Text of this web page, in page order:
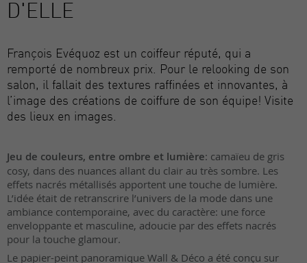
D'ELLE
François Evéquoz est un coiffeur réputé, qui a
remporté de nombreux prix. Pour le relooking de son
salon, il fallait des textures raffinées et innovantes, à
l’image des créations de coiffure de son équipe! Visite
des lieux en images.
Jeu de couleurs, entre ombre et lumière: camaïeu de gris
cosy, dans des nuances allant du clair au très sombre. Les
effets nacrés métallisés apportent une touche de lumière.
L’idée était de retranscrire l’univers de la mode dans une
ambiance contemporaine, avec du caractère: une force
enveloppante et masculine, adoucie par des effets nacrés
pour la touche glamour.
Le papier-peint panoramique Wall & Déco a été conçu sur